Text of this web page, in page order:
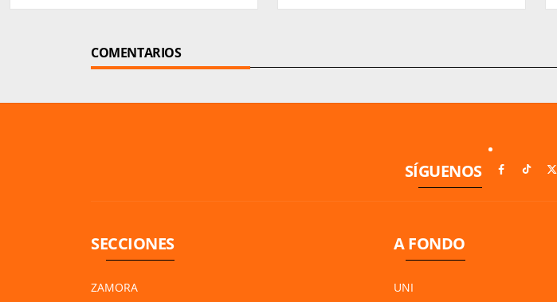
COMENTARIOS
SÍGUENOS
SECCIONES
ZAMORA
A FONDO
UNI